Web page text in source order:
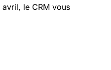
le CRM vous